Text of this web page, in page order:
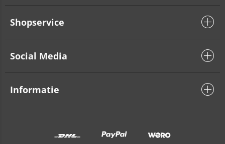
Shopservice
Social Media
Informatie